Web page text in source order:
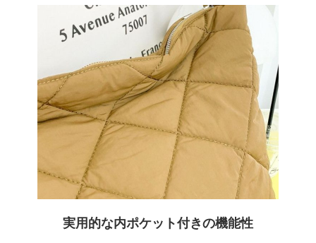
実用的な内ポケット付きの機能性